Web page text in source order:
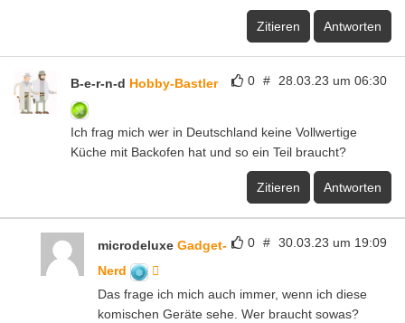
Zitieren Antworten
0 # 28.03.23 um 06:30
B-e-r-n-d Hobby-Bastler
Ich frag mich wer in Deutschland keine Vollwertige
Küche mit Backofen hat und so ein Teil braucht?
Zitieren Antworten
0 # 30.03.23 um 19:09
microdeluxe Gadget-
Nerd
Das frage ich mich auch immer, wenn ich diese
komischen Geräte sehe. Wer braucht sowas?